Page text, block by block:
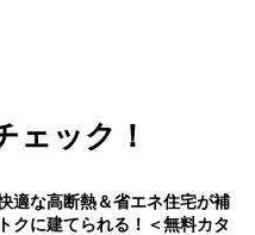
ェック！
適な高断熱＆省エネ住宅が補
クに建てられる！＜無料カタ